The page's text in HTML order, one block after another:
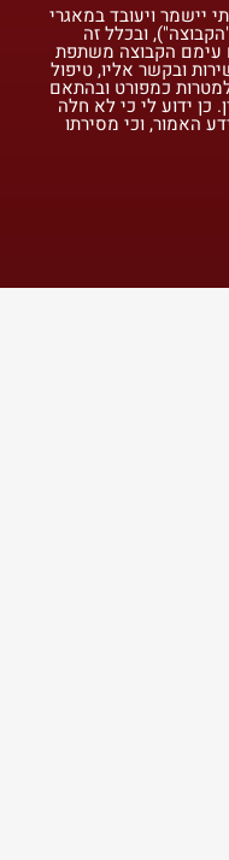
יישמר ויעובד במאגרי
ובכלל זה
עימם הקבוצה משתפת
ובקשר אליו, טיפול
כמפורט ובהתאם
כן ידוע לי כי לא חלה
האמור, וכי מסירתו